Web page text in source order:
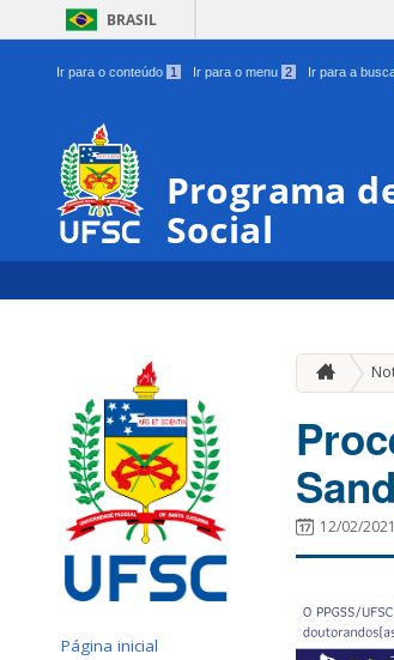
BRASIL
Ir para o conteúdo 1 Ir para o menu 2 Ir para a
Programa
Social
Página inicial
12/02/